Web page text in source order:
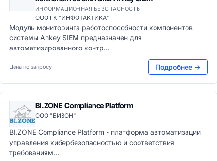
ИНФОРМАЦИОННАЯ БЕЗОПАСНОСТЬ
ООО ГК "ИНФОТАКТИКА"
Модуль мониторинга работоспособности компонентов
системы Ankey SIEM предназначен для
автоматизированного контр...
Цена по запросу Подробнее →
BI.ZONE Compliance Platform
ООО "БИЗОН"
BI.ZONE Compliance Platform - платформа автоматизации
управления кибербезопасностью и соответствия
требованиям...